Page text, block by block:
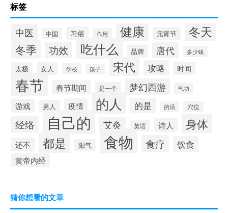
标签
中医 中国 习俗 作用 健康 元宵节 冬天
冬季 功效 吃什么 品牌 唐代 多少钱
太极 女人 学校 孩子 宋代 攻略 时间
春节 春节期间 是一个 梦幻西游 气功
游戏 男人 疫情 的人 的是 的话 穴位
经络 自己的 艾灸 英语 诗人 身体
还不 都是 阳气 食物 食疗 饮食
黄帝内经
猜你想看的文章